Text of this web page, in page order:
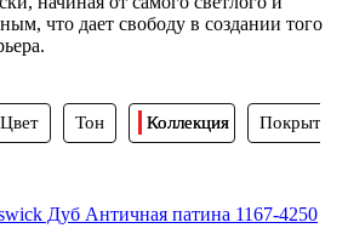
что дает свободу в создании того
Цвет Тон Коллекция Покрытие
Дуб Античная патина 1167-4250